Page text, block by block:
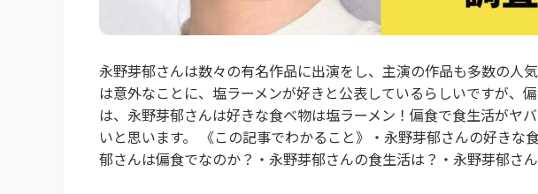
永野芽郁さんは数々の有名作品に出演をし、主演の作品も多数の人
は意外なことに、塩ラーメンが好きと公表しているらしいですが、
は、永野芽郁さんは好きな食べ物は塩ラーメン！偏食で食生活がヤ
いと思います。 《この記事でわかること》・永野芽郁さんの好きな
郁さんは偏食でなのか？・永野芽郁さんの食生活は？・永野芽郁さ